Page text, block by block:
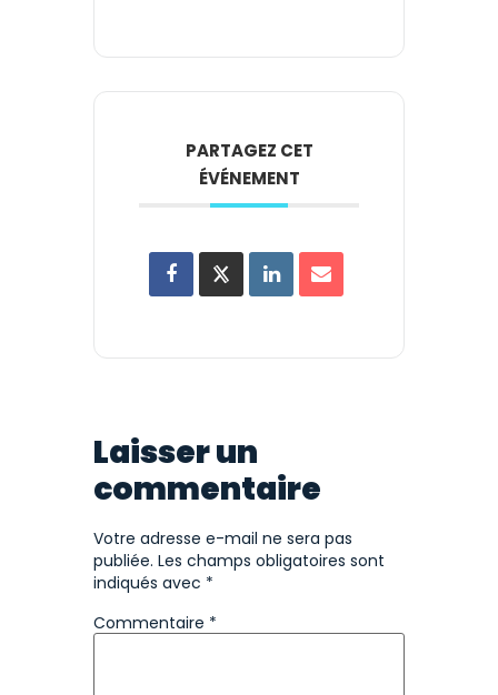
PARTAGEZ CET
ÉVÉNEMENT
Laisser un
commentaire
Votre adresse e-mail ne sera pas
publiée. Les champs obligatoires sont
indiqués avec *
Commentaire *